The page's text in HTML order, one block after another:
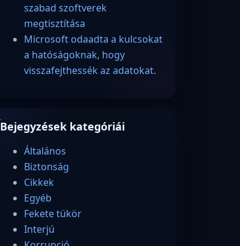
szabad szoftverek
megtisztítása
Microsoft odaadta a kulcsokat
a hatóságoknak, hogy
visszafejthessék az adatokat.
Bejegyzések kategóriái
Általános
Biztonság
Cikkek
Egyéb
Fekete tükör
Interjú